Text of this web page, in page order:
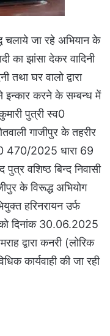
चलाये जा रहे अभियान के
का झांसा देकर वादिनी
तथा घर वालो द्वारा
इन्कार करने के सम्बन्ध में
पुत्री स्व0
गाजीपुर के तहरीर
470/2025 धारा 69
वशिष्ठ बिन्द निवासी
के विरूद्ध अभियोग
हरिनरायन उर्फ
को दिनांक 30.06.2025
द्वारा कनरी (लोरिक
कार्यवाही की जा रही